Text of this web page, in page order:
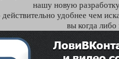
нашу новую
действительно удобнее чем
вы когда либо